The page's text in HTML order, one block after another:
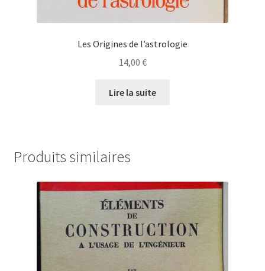
Les Origines de l’astrologie
14,00 €
Lire la suite
Produits similaires